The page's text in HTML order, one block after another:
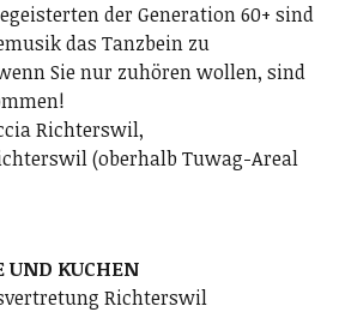
der Generation 60+ sind
das Tanzbein zu
Sie nur zuhören wollen, sind
Richterswil,
(oberhalb Tuwag-Areal
UND KUCHEN
Richterswil